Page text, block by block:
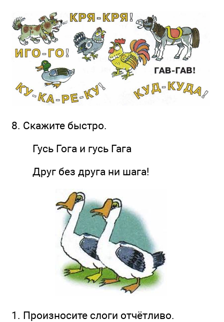
8. Скажите быстро.
Гусь Гога и гусь Гага
Друг без друга ни шага!
1. Произносите слоги отчётливо.